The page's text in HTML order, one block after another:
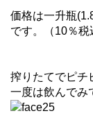
価格は一升瓶
です。（10％税
搾りたてでピチ
一度は飲んでみ